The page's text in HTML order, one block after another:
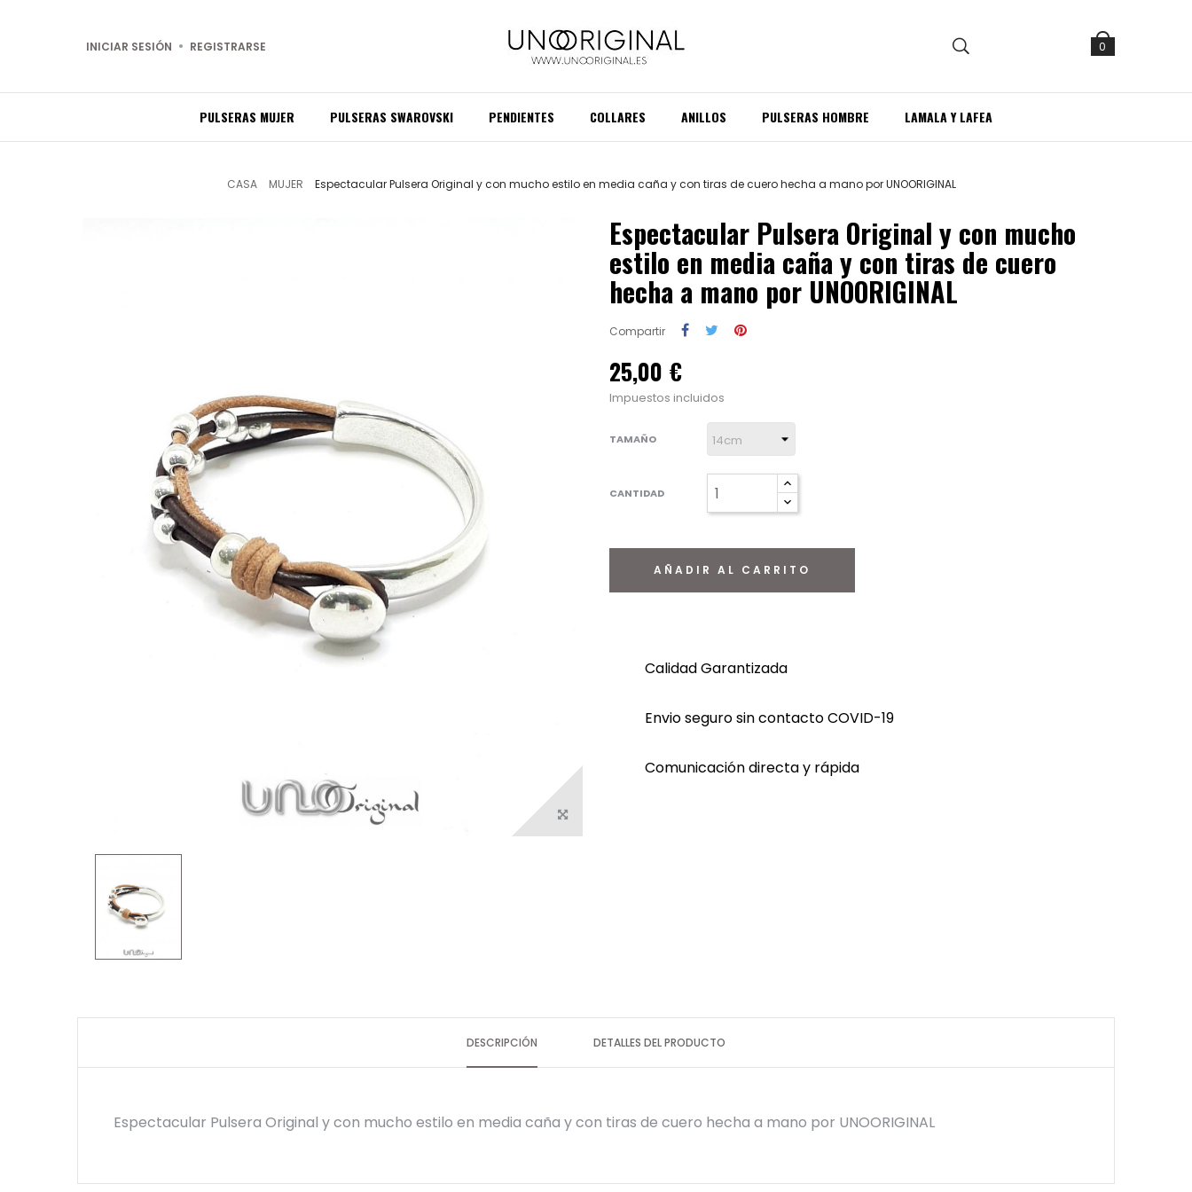
INICIAR SESIÓN REGISTRARSE 0
PULSERAS MUJER PULSERAS SWAROVSKI PENDIENTES COLLARES ANILLOS PULSERAS HOMBRE LAMALA Y LAFEA
CASA MUJER Espectacular Pulsera Original y con mucho estilo en media caña y con tiras de cuero hecha a mano por UNOORIGINAL
Espectacular Pulsera Original y con mucho
estilo en media caña y con tiras de cuero
hecha a mano por UNOORIGINAL
Compartir
25,00 €
Impuestos incluidos
TAMAÑO
CANTIDAD
AÑADIR AL CARRITO
Calidad Garantizada
Envio seguro sin contacto COVID-19
Comunicación directa y rápida
DESCRIPCIÓN DETALLES DEL PRODUCTO
Espectacular Pulsera Original y con mucho estilo en media caña y con tiras de cuero hecha a mano por UNOORIGINAL